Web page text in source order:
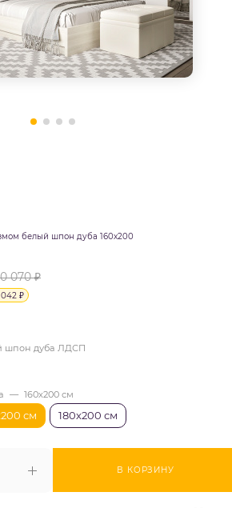
белый шпон дуба 160х200
070₽
₽
В КОРЗИНУ
шпон дуба ЛДСП
— 160х200 см
см 180х200 см